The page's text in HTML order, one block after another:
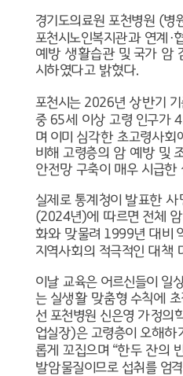
경기도의료원 포천병원 (병
포천시노인복지관과 연계 ·
예방 생활습관 및 국가 암
시하였다고 밝혔다.
포천시는 2026년 상반기
중 65세 이상 고령 인구가
며 이미 심각한 초고령사회
비해 고령층의 암 예방 및
안전망 구축이 매우 시급한
실제로 통계청이 발표한
(2024년)에 따르면 전체
화와 맞물려 1999년 대비
지역사회의 적극적인 대책
이날 교육은 어르신들이 일
는 실생활 맞춤형 수칙에
선 포천병원 신은영 가정의
업실장)은 고령층이 오해하
롭게 꼬집으며 “한두 잔의
발암물질이므로 섭취를 엄